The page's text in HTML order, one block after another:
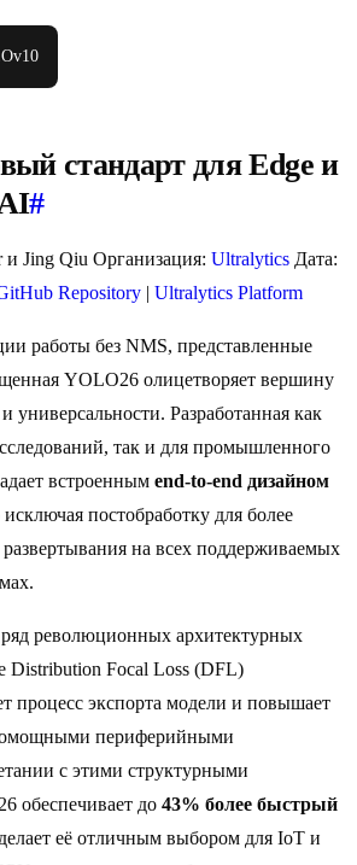
стандарт для Edge и
#
Jing Qiu Организация: Ultralytics Дата:
Repository | Ultralytics Platform
работы без NMS, представленные
YOLO26 олицетворяет вершину
универсальности. Разработанная как
так и для промышленного
встроенным end-to-end дизайном
постобработку для более
на всех поддерживаемых
революционных архитектурных
Distribution Focal Loss (DFL)
процесс экспорта модели и повышает
периферийными
с этими структурными
обеспечивает до 43% более быстрый
её отличным выбором для IoT и